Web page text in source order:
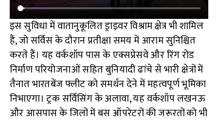
इस सुविधा में वातानुकूलित ड्राइवर विश्राम क्षेत्र भी शामिल
हैं, जो सर्विस के दौरान प्रतीक्षा समय में आराम सुनिश्चित
करते हैं। यह वर्कशॉप पास के एक्सप्रेसवे और रिंग रोड
निर्माण परियोजनाओं सहित बुनियादी ढांचे से भारी क्षेत्रों में
तैनात भारतबेंज फ्लीट को समर्थन देने में महत्वपूर्ण भूमिका
निभाएगा। ट्रक सर्विसिंग के अलावा, यह वर्कशॉप लखनऊ
और आसपास के जिलों में बस ऑपरेटरों की जरूरतों को भी